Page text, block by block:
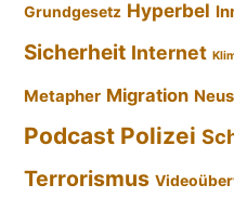
Grundgesetz Hyperbel
Sicherheit Internet
Metapher Migration
Podcast Polizei
Terrorismus